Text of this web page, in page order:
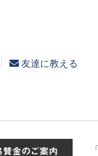
友達に教える